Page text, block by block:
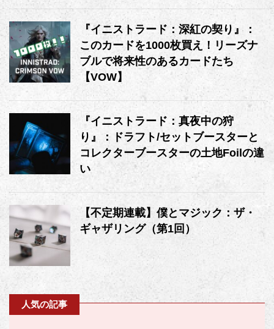
『イニストラード：深紅の契り』：
このカードを1000枚買え！リーズナ
ブルで将来性のあるカードたち
【VOW】
『イニストラード：真夜中の狩
り』：ドラフト/セットブースターと
コレクターブースターの土地Foilの違
い
【不定期連載】僕とマジック：ザ・
ギャザリング（第1回）
人気の記事